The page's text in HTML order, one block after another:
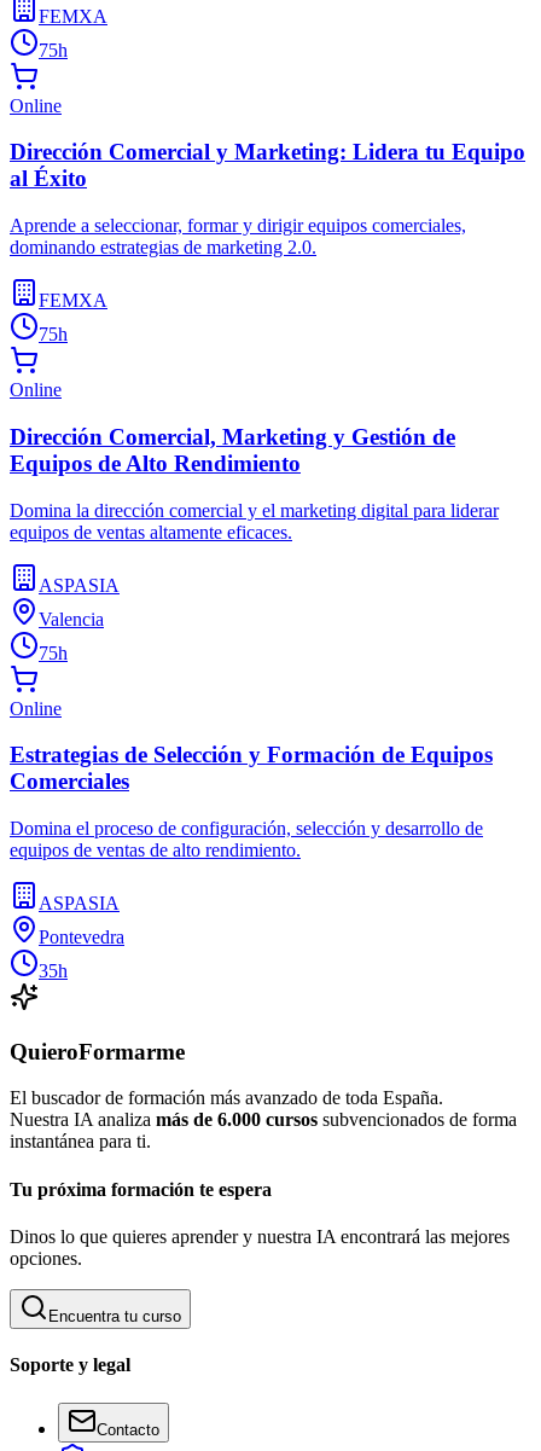
FEMXA
75h
Online
Dirección Comercial y Marketing: Lidera tu Equipo
al Éxito
Aprende a seleccionar, formar y dirigir equipos comerciales,
dominando estrategias de marketing 2.0.
FEMXA
75h
Online
Dirección Comercial, Marketing y Gestión de
Equipos de Alto Rendimiento
Domina la dirección comercial y el marketing digital para liderar
equipos de ventas altamente eficaces.
ASPASIA
Valencia
75h
Online
Estrategias de Selección y Formación de Equipos
Comerciales
Domina el proceso de configuración, selección y desarrollo de
equipos de ventas de alto rendimiento.
ASPASIA
Pontevedra
35h
QuieroFormarme
El buscador de formación más avanzado de toda España.
Nuestra IA analiza más de 6.000 cursos subvencionados de forma
instantánea para ti.
Tu próxima formación te espera
Dinos lo que quieres aprender y nuestra IA encontrará las mejores
opciones.
Encuentra tu curso
Soporte y legal
Contacto